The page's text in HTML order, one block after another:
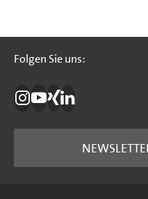
Folgen Sie uns:
Folgen Sie uns:
Die IBB auf Instagram
Die IBB auf YouTube
Die IBB auf Xing
Die IBB auf